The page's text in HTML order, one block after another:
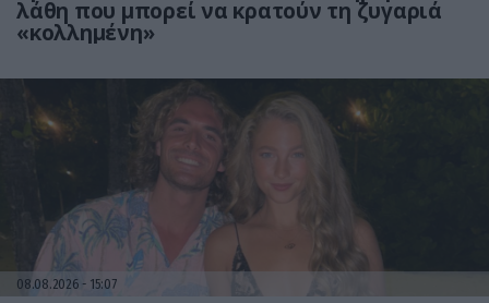
λάθη που μπορεί να κρατούν τη ζυγαριά
«κολλημένη»
08.08.2026 15:07